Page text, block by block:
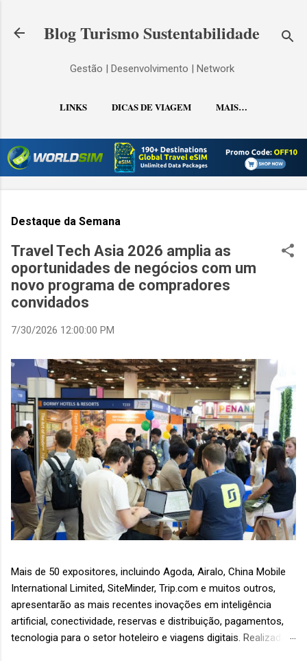
Blog Turismo Sustentabilidade
Gestão | Desenvolvimento | Network
LINKS DICAS DE VIAGEM MAIS…
CONTATO
Destaque da Semana
Travel Tech Asia 2026 amplia as
oportunidades de negócios com um
novo programa de compradores
convidados
7/30/2026 12:00:00 PM
Mais de 50 expositores, incluindo Agoda, Airalo, China Mobile
International Limited, SiteMinder, Trip.com e muitos outros,
apresentarão as mais recentes inovações em inteligência
artificial, conectividade, reservas e distribuição, pagamentos,
tecnologia para o setor hoteleiro e viagens digitais. Realizada